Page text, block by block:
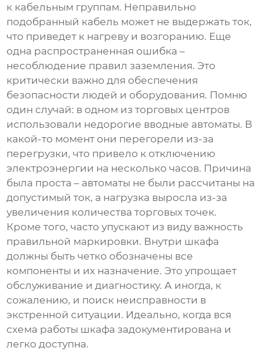
к кабельным группам. Неправильно
подобранный кабель может не выдержать ток,
что приведет к нагреву и возгоранию. Еще
одна распространенная ошибка –
несоблюдение правил заземления. Это
критически важно для обеспечения
безопасности людей и оборудования. Помню
один случай: в одном из торговых центров
использовали недорогие вводные автоматы. В
какой-то момент они перегорели из-за
перегрузки, что привело к отключению
электроэнергии на несколько часов. Причина
была проста – автоматы не были рассчитаны на
допустимый ток, а нагрузка выросла из-за
увеличения количества торговых точек.
Кроме того, часто упускают из виду важность
правильной маркировки. Внутри шкафа
должны быть четко обозначены все
компоненты и их назначение. Это упрощает
обслуживание и диагностику. А иногда, к
сожалению, и поиск неисправности в
экстренной ситуации. Идеально, когда вся
схема работы шкафа задокументирована и
легко доступна.